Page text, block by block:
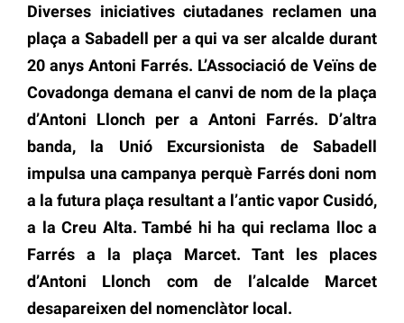
Diverses iniciatives ciutadanes reclamen una
plaça a Sabadell per a qui va ser alcalde durant
20 anys Antoni Farrés. L’Associació de Veïns de
Covadonga demana el canvi de nom de la plaça
d’Antoni Llonch per a Antoni Farrés. D’altra
banda, la Unió Excursionista de Sabadell
impulsa una campanya perquè Farrés doni nom
a la futura plaça resultant a l’antic vapor Cusidó,
a la Creu Alta. També hi ha qui reclama lloc a
Farrés a la plaça Marcet. Tant les places
d’Antoni Llonch com de l’alcalde Marcet
desapareixen del nomenclàtor local.